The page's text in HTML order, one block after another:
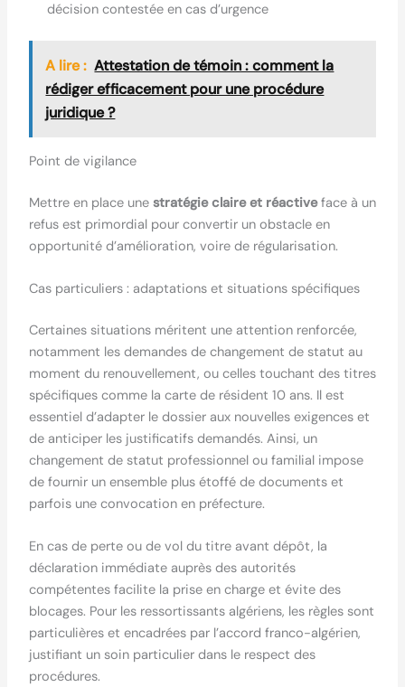
décision contestée en cas d’urgence
A lire : Attestation de témoin : comment la
rédiger efficacement pour une procédure
juridique ?
Point de vigilance
Mettre en place une stratégie claire et réactiveface à un
refus est primordial pour convertir un obstacle en
opportunité d’amélioration, voire de régularisation.
Cas particuliers : adaptations et situations spécifiques
Certaines situations méritent une attention renforcée,
notamment les demandes de changement de statut au
moment du renouvellement, ou celles touchant des titres
spécifiques comme la carte de résident 10 ans. Il est
essentiel d’adapter le dossier aux nouvelles exigences et
de anticiper les justificatifs demandés. Ainsi, un
changement de statut professionnel ou familial impose
de fournir un ensemble plus étoffé de documents et
parfois une convocation en préfecture.
En cas de perte ou de vol du titre avant dépôt, la
déclaration immédiate auprès des autorités
compétentes facilite la prise en charge et évite des
blocages. Pour les ressortissants algériens, les règles sont
particulières et encadrées par l’accord franco-algérien,
justifiant un soin particulier dans le respect des
procédures.